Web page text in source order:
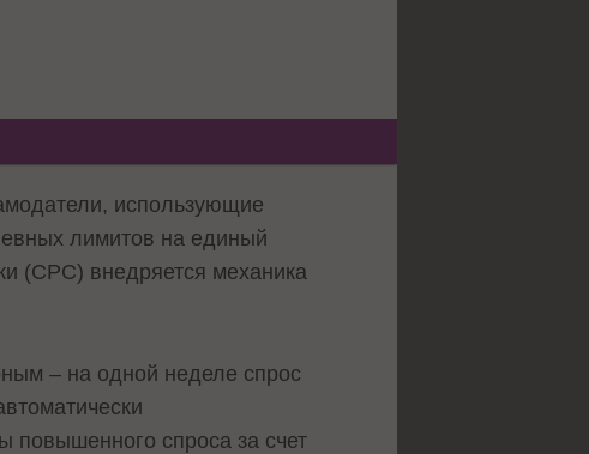
использующие
лимитов на единый
(CPC) внедряется механика
– на одной неделе спрос
повышенного спроса за счет